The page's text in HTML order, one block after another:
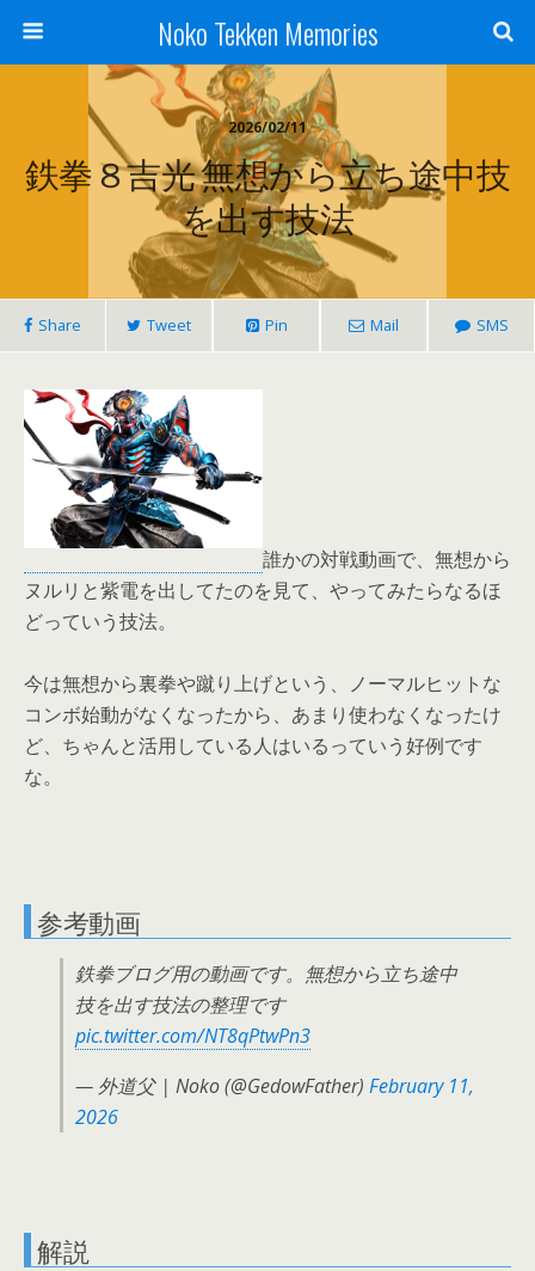
Noko Tekken Memories
2026/02/11
鉄拳８吉光 無想から立ち途中技
を出す技法
Share Tweet Pin Mail SMS
誰かの対戦動画で、無想から
ヌルリと紫電を出してたのを見て、やってみたらなるほ
どっていう技法。
今は無想から裏拳や蹴り上げという、ノーマルヒットな
コンボ始動がなくなったから、あまり使わなくなったけ
ど、ちゃんと活用している人はいるっていう好例です
な。
参考動画
鉄拳ブログ用の動画です。無想から立ち途中
技を出す技法の整理です
pic.twitter.com/NT8qPtwPn3
— 外道父 | Noko (@GedowFather) February 11,
2026
解説